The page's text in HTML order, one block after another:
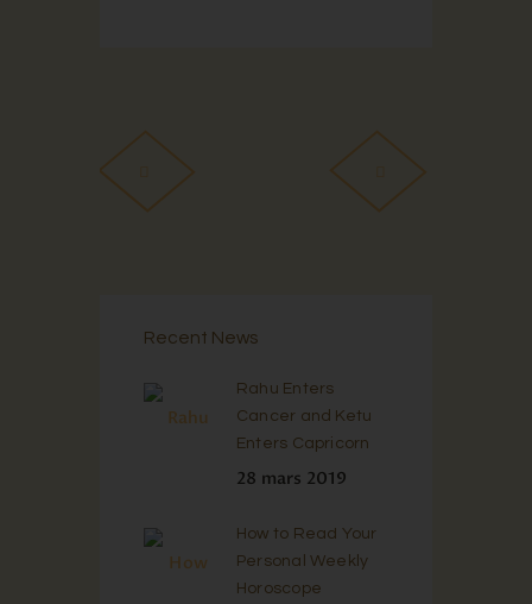
Recent News
Rahu Enters
Cancer and Ketu
Enters Capricorn
28 mars 2019
How to Read Your
Personal Weekly
Horoscope